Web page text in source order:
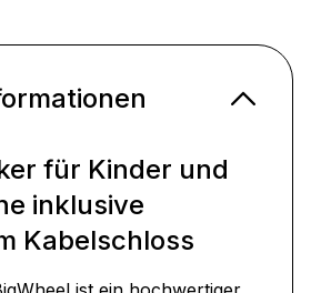
für Kinder und
inklusive
Kabelschloss